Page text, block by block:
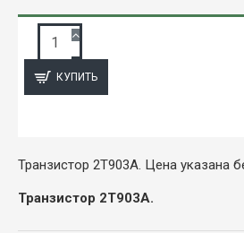
КУПИТЬ
Транзистор 2Т903А. Цена указана
Транзистор 2Т903А.